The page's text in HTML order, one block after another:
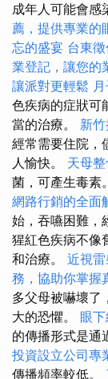
成年人可能會感
薦，提供專業的
忘的盛宴 台東
業登記，讓您的
讓派對更輕鬆
色疾病的症狀可
當的治療。 新
經常需要住院，
人愉快。 天母
菌，可產生毒素
網路行銷的全面
始，吞嚥困難，
猩紅色疾病不像
和治療。 近視
務，協助你掌握
多父母被嚇壞了
大的恐懼。 眼
的傳播形式是通
投資設立公司專
傳播頻率較低。